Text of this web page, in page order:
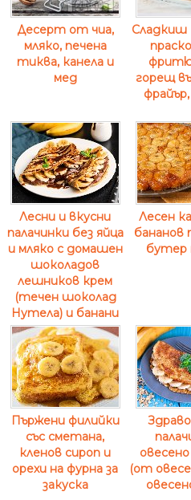
Десерт от чиа,
мляко, печена
тиква, канела и
мед
Сладкиш
горещ
Лесни и вкусни
палачинки без яйца
и мляко с домашен
шоколадов
лешников крем
(течен шоколад
Нутела) и банани
Лесен
Пържени филийки
със сметана,
кленов сироп и
орехи на фурна за
закуска
(от